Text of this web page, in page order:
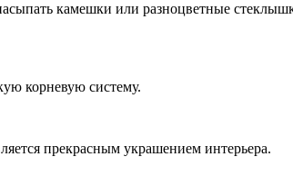
камешки или разноцветные
корневую систему.
прекрасным украшением интерьера.